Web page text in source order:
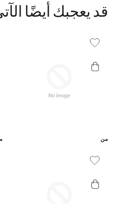
قد يعجبك أيضًا
Add To Wishlist
من
Add To Wishlist